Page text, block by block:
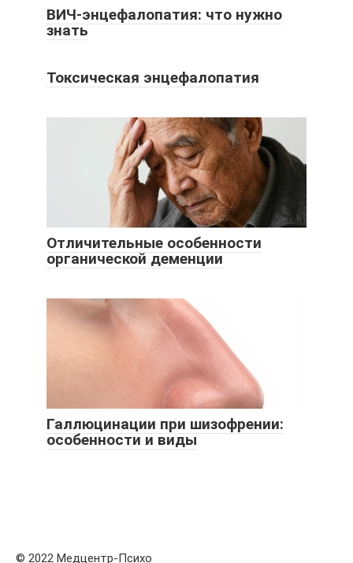
ВИЧ-энцефалопатия: что нужно
знать
Токсическая энцефалопатия
Отличительные особенности
органической деменции
Галлюцинации при шизофрении:
особенности и виды
© 2022 Медцентр-Психо